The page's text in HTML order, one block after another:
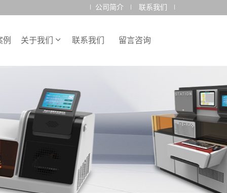
公司简介 联系我们
例 关于我们 联系我们 留言咨询